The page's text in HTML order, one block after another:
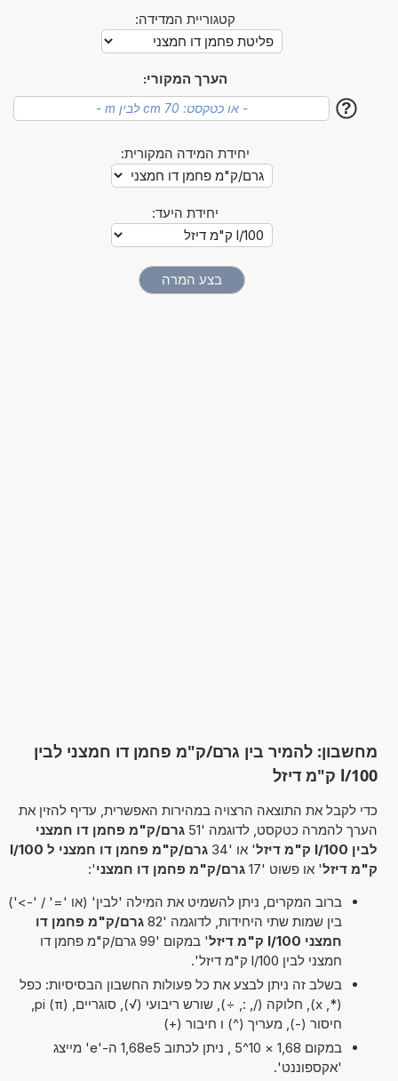
קטגוריית המדידה:
הערך המקורי:
?
יחידת המידה המקורית:
יחידת היעד:
מחשבון: להמיר בין גרם/ק"מ פחמן דו חמצני לבין
l/100 ק"מ דיזל
כדי לקבל את התוצאה הרצויה במהירות האפשרית, עדיף להזין את
הערך להמרה כטקסט, לדוגמה '51
גרם/ק"מ פחמן דו חמצני
לבין l/100 ק"מ דיזל
' או '34
גרם/ק"מ פחמן דו חמצני ל l/100
ק"מ דיזל' או פשוט '17 גרם/ק"מ פחמן דו חמצני':
ברוב המקרים, ניתן להשמיט את המילה 'לבין' (או '=' / '->')
בין שמות שתי היחידות, לדוגמה '82
גרם/ק"מ פחמן דו
חמצני l/100 ק"מ דיזל
' במקום '99 גרם/ק"מ פחמן דו
חמצני לבין l/100 ק"מ דיזל'.
בשלב זה ניתן לבצע את כל פעולות החשבון הבסיסיות: כפל
חיסור (-), מעריך (^) ו חיבור (+)
במקום 1,68 × 10^5 , ניתן לכתוב 1,68e5 ה-'e' מייצג
'אקספוננט'.